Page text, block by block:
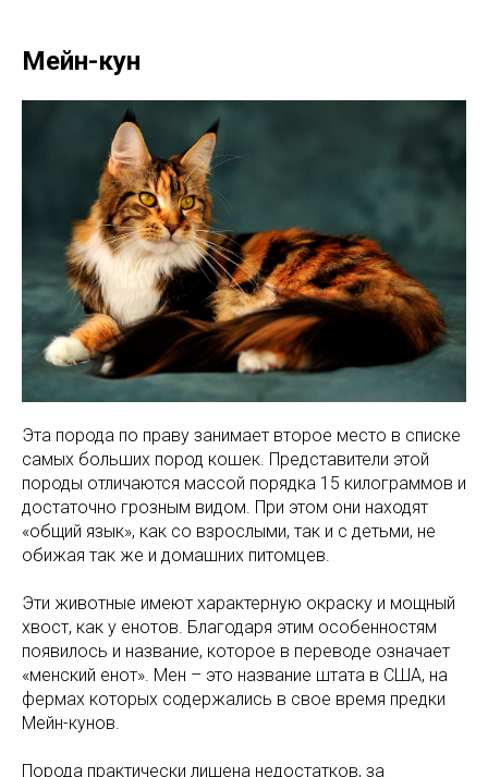
Мейн-кун
Эта порода по праву занимает второе место в списке
самых больших пород кошек. Представители этой
породы отличаются массой порядка 15 килограммов и
достаточно грозным видом. При этом они находят
«общий язык», как со взрослыми, так и с детьми, не
обижая так же и домашних питомцев.
Эти животные имеют характерную окраску и мощный
хвост, как у енотов. Благодаря этим особенностям
появилось и название, которое в переводе означает
«менский енот». Мен – это название штата в США, на
фермах которых содержались в свое время предки
Мейн-кунов.
Порода практически лишена недостатков, за